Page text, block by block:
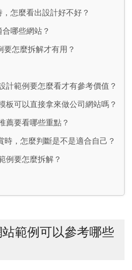
怎麼看出設計好不好？
哪些網站？
怎麼拆解才有用？
計範例要怎麼看才有參考價值？
板可以直接拿來做公司網站嗎？
薦要看哪些重點？
時，怎麼判斷是不是適合自己？
例要怎麼拆解？
範例可以參考哪些